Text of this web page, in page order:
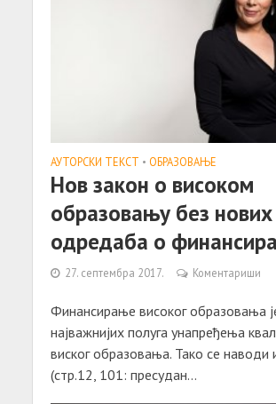
АУТОРСКИ ТЕКСТ • ОБРАЗОВАЊЕ
Нов закон о високом
образовању без нових
одредаба о
27. септембра 2017. Коментариши
Финансирање високог образовања
најважнијих полуга унапређења
виског образовања. Тако се наводи
(стр.12, 101: пресудан...